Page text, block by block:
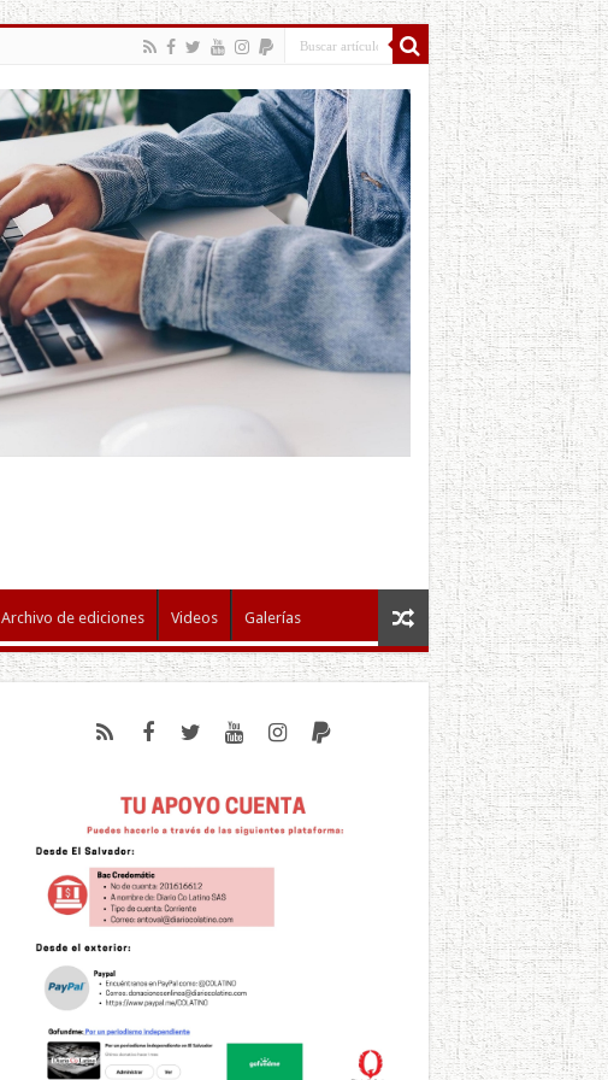
Archivo de ediciones Videos Galerías